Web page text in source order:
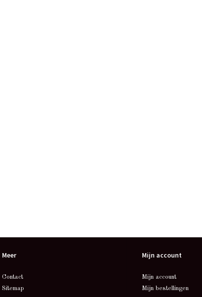
Meer
Contact
Sitemap
Mijn account
Mijn account
Mijn bestellingen